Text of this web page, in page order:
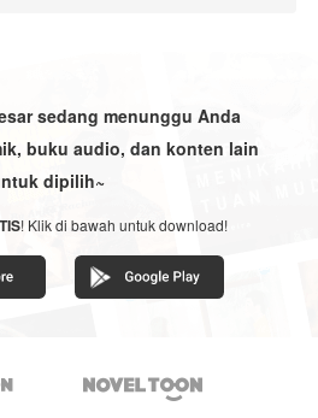
sedang menunggu Anda
buku audio, dan konten lain
dipilih~
! Klik di bawah untuk download!
